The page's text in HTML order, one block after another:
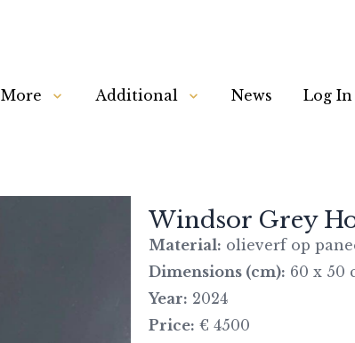
More Additional News Log In
Windsor Grey
Material: olieverf op
Dimensions (cm): 60 x 50
Year: 2024
Price: € 4500